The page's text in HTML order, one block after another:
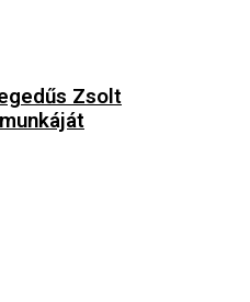
Zsolt